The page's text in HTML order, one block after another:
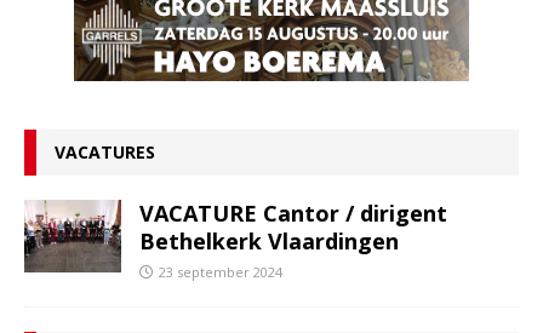
VACATURES
VACATURE Cantor / dirigent
Bethelkerk Vlaardingen
23 september 2024